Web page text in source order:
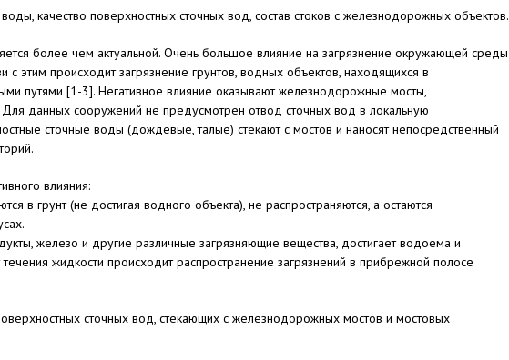
качество поверхностных сточных вод, состав стоков с железнодорожных объектов.
более чем актуальной. Очень большое влияние на загрязнение окружающей среды
этим происходит загрязнение грунтов, водных объектов, находящихся в
путями [1-3]. Негативное влияние оказывают железнодорожные мосты,
данных сооружений не предусмотрен отвод сточных вод в локальную
сточные воды (дождевые, талые) стекают с мостов и наносят непосредственный
влияния:
в грунт (не достигая водного объекта), не распространяются, а остаются
железо и другие различные загрязняющие вещества, достигает водоема и
жидкости происходит распространение загрязнений в прибрежной полосе
сточных вод, стекающих с железнодорожных мостов и мостовых